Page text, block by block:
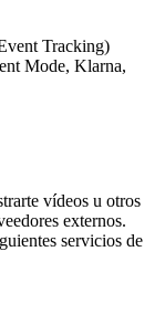
Tracking)
Mode, Klarna,
vídeos u otros
externos.
servicios de